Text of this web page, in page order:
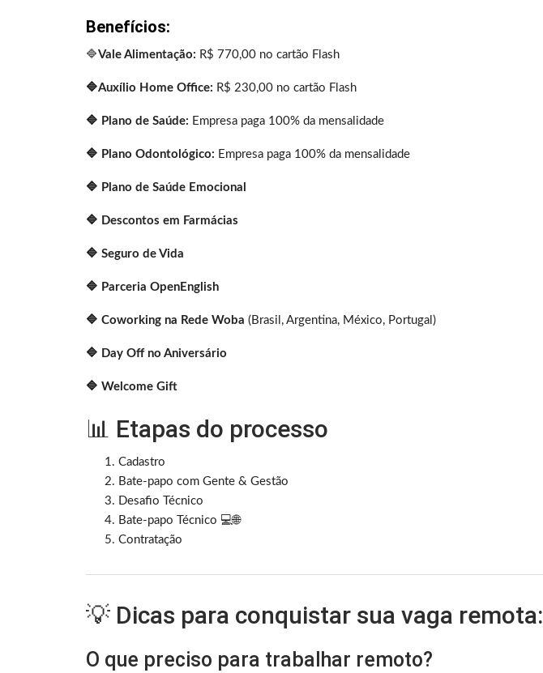
Benefícios:
🔷Vale Alimentação: R$ 770,00 no cartão Flash
🔷Auxílio Home Office: R$ 230,00 no cartão Flash
🔷 Plano de Saúde: Empresa paga 100% da mensalidade
🔷 Plano Odontológico: Empresa paga 100% da mensalidade
🔷 Plano de Saúde Emocional
🔷 Descontos em Farmácias
🔷 Seguro de Vida
🔷 Parceria OpenEnglish
🔷 Coworking na Rede Woba (Brasil, Argentina, México, Portugal)
🔷 Day Off no Aniversário
🔷 Welcome Gift
📊 Etapas do processo
Cadastro
Bate-papo com Gente & Gestão
Desafio Técnico
Bate-papo Técnico 💻🌐
Contratação
💡 Dicas para conquistar sua vaga remota:
O que preciso para trabalhar remoto?